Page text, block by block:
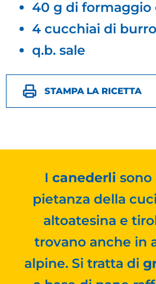
40 g di
4 cucchiai di burro
q.b. sale
STAMPA LA RICETTA
I canederli sono
pietanza della
altoatesina e
trovano anche in
alpine. Si tratta di